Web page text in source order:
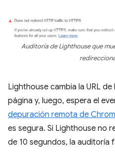
Auditoría de Lighthouse que
Lighthouse cambia la URL de
página y, luego, espera el
depuración remota de
es segura. Si Lighthouse no
de 10 segundos, la auditoría